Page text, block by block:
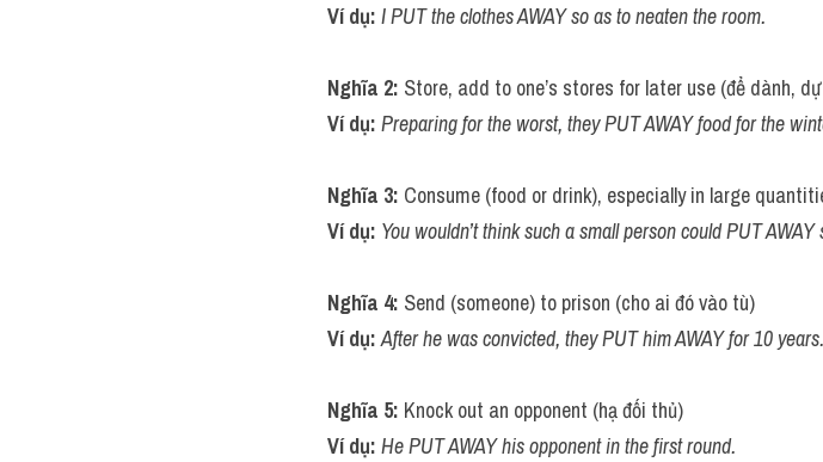
Ví dụ: I PUT the clothes AWAY so as to neaten the room.
Nghĩa 2: Store, add to one’s stores for later use (để dành,
Ví dụ: Preparing for the worst, they PUT AWAY food for the
Nghĩa 3: Consume (food or drink), especially in large
Ví dụ: You wouldn’t think such a small person could PUT
Nghĩa 4: Send (someone) to prison (cho ai đó vào tù)
Ví dụ: After he was convicted, they PUT him AWAY for 10 years.
Nghĩa 5: Knock out an opponent (hạ đối thủ)
Ví dụ: He PUT AWAY his opponent in the first round.